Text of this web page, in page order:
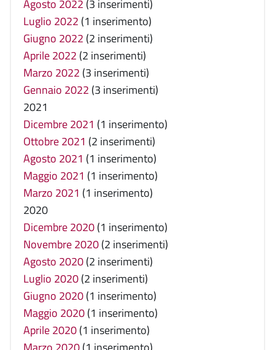
Agosto 2022 (3 inserimenti)
Luglio 2022 (1 inserimento)
Giugno 2022 (2 inserimenti)
Aprile 2022 (2 inserimenti)
Marzo 2022 (3 inserimenti)
Gennaio 2022 (3 inserimenti)
2021
Dicembre 2021 (1 inserimento)
Ottobre 2021 (2 inserimenti)
Agosto 2021 (1 inserimento)
Maggio 2021 (1 inserimento)
Marzo 2021 (1 inserimento)
2020
Dicembre 2020(1 inserimento)
Novembre 2020(2 inserimenti)
Agosto 2020(2 inserimenti)
Luglio 2020(2 inserimenti)
Giugno 2020(1 inserimento)
Maggio 2020(1 inserimento)
Aprile 2020(1 inserimento)